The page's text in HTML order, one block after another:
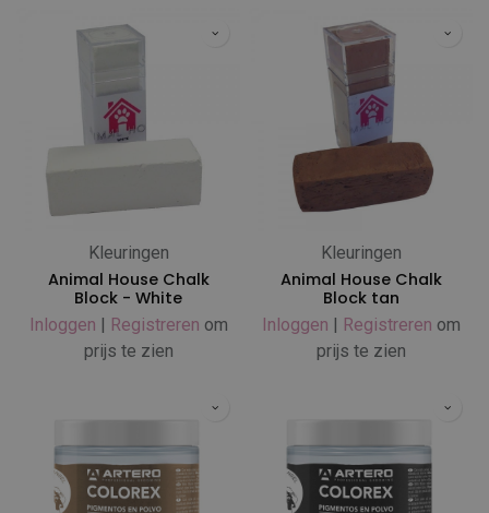
Kleuringen
Animal House Chalk
Block - White
Inloggen | Registreren om
prijs te zien
Kleuringen
Animal House Chalk
Block tan
Inloggen | Registreren om
prijs te zien